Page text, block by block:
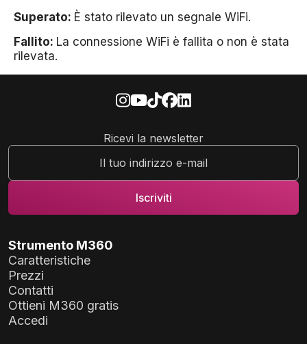
Superato: È stato rilevato un segnale WiFi.
Fallito: La connessione WiFi è fallita o non è stata
rilevata.
Ricevi la newsletter
Strumento M360
Caratteristiche
Prezzi
Contatti
Ottieni M360 gratis
Accedi